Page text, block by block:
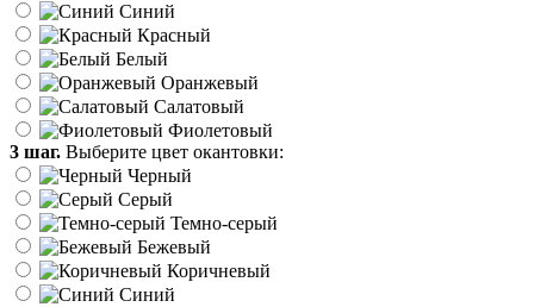
Синий
Красный
Белый
Оранжевый
Салатовый
Фиолетовый
3 шаг. Выберите цвет окантовки:
Черный
Серый
Темно-серый
Бежевый
Коричневый
Синий